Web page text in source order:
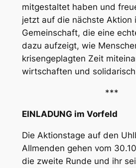
mitgestaltet haben und
jetzt auf die nächste Aktion
Gemeinschaft, die eine
dazu aufzeigt, wie
krisengeplagten Zeit
wirtschaften und
***
EINLADUNG im Vorfeld
Die Aktionstage auf den
Allmenden gehen vom
die zweite Runde und ihr